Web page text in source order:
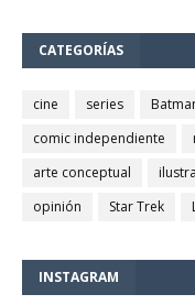
CATEGORÍAS
cine series
comic independiente
arte conceptual
opinión
Star Trek
INSTAGRAM